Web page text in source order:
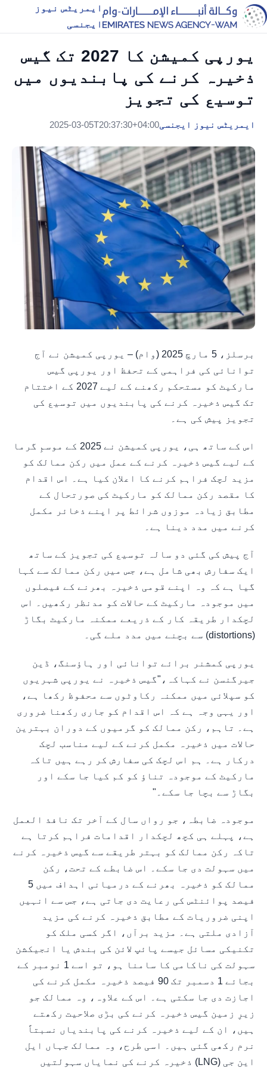
ایمریٹس نیوز
ایجنسی
یورپی کمیشن کا 2027 تک گیس
ذخیرہ کرنے کی پابندیوں میں
توسیع کی تجویز
ایمریٹس نیوز ایجنسی2025-03-05T20:37:30+04:00
برسلز، 5 مارچ 2025 (وام) – یورپی کمیشن نے آج
توانائی کی فراہمی کے تحفظ اور یورپی گیس
مارکیٹ کو مستحکم رکھنے کے لیے 2027 کے اختتام
تک گیس ذخیرہ کرنے کی پابندیوں میں توسیع کی
تجویز پیش کی ہے۔
اس کے ساتھ ہی، یورپی کمیشن نے 2025 کے موسمِ گرما
کے لیے گیس ذخیرہ کرنے کے عمل میں رکن ممالک کو
مزید لچک فراہم کرنے کا اعلان کیا ہے۔ اس اقدام
کا مقصد رکن ممالک کو مارکیٹ کی صورتحال کے
مطابق زیادہ موزوں شرائط پر اپنے ذخائر مکمل
کرنے میں مدد دینا ہے۔
آج پیش کی گئی دو سالہ توسیع کی تجویز کے ساتھ
ایک سفارش بھی شامل ہے، جس میں رکن ممالک سے کہا
گیا ہے کہ وہ اپنے قومی ذخیرہ بھرنے کے فیصلوں
میں موجودہ مارکیٹ کے حالات کو مدنظر رکھیں۔ اس
لچکدار طریقہ کار کے ذریعے ممکنہ مارکیٹ بگاڑ
(distortions) سے بچنے میں مدد ملے گی۔
یورپی کمشنر برائے توانائی اور ہاؤسنگ، ڈین
جیرگنسن نے کہاکہ،"گیس ذخیرہ نے یورپی شہریوں
کو سپلائی میں ممکنہ رکاوٹوں سے محفوظ رکھا ہے،
اور یہی وجہ ہے کہ اس اقدام کو جاری رکھنا ضروری
ہے۔ تاہم، رکن ممالک کو گرمیوں کے دوران بہترین
حالات میں ذخیرہ مکمل کرنے کے لیے مناسب لچک
درکار ہے۔ ہم اس لچک کی سفارش کر رہے ہیں تاکہ
مارکیٹ کے موجودہ تناؤ کو کم کیا جا سکے اور
بگاڑ سے بچا جا سکے۔"
موجودہ ضابطہ، جو رواں سال کے آخر تک نافذ العمل
ہے، پہلے ہی کچھ لچکدار اقدامات فراہم کرتا ہے
تاکہ رکن ممالک کو بہتر طریقے سے گیس ذخیرہ کرنے
میں سہولت دی جا سکے۔ اس ضابطے کے تحت، رکن
ممالک کو ذخیرہ بھرنے کے درمیانی اہداف میں 5
فیصد پوائنٹس کی رعایت دی جاتی ہے، جس سے انہیں
اپنی ضروریات کے مطابق ذخیرہ کرنے کی مزید
آزادی ملتی ہے۔ مزید برآں، اگر کسی ملک کو
تکنیکی مسائل جیسے پائپ لائن کی بندش یا انجیکشن
سہولت کی ناکامی کا سامنا ہو، تو اسے 1 نومبر کے
بجائے 1 دسمبر تک 90 فیصد ذخیرہ مکمل کرنے کی
اجازت دی جا سکتی ہے۔ اس کے علاوہ، وہ ممالک جو
زیرِ زمین گیس ذخیرہ کرنے کی بڑی صلاحیت رکھتے
ہیں، ان کے لیے ذخیرہ کرنے کی پابندیاں نسبتاً
نرم رکھی گئی ہیں۔ اسی طرح، وہ ممالک جہاں ایل
این جی (LNG) ذخیرہ کرنے کی نمایاں سہولتیں